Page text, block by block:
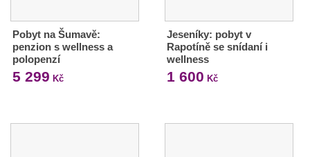
Pobyt na Šumavě:
penzion s wellness a
polopenzí
5 299 Kč
Jeseníky: pobyt v
Rapotíně se snídaní i
wellness
1 600 Kč